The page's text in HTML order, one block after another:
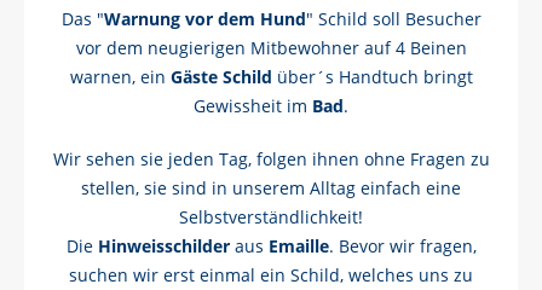
Das "Warnung vor dem Hund" Schild soll Besucher
vor dem neugierigen Mitbewohner auf 4 Beinen
warnen, ein Gäste Schild über´s Handtuch bringt
Gewissheit im Bad.
Wir sehen sie jeden Tag, folgen ihnen ohne Fragen zu
stellen, sie sind in unserem Alltag einfach eine
Selbstverständlichkeit!
Die Hinweisschilderaus Emaille. Bevor wir fragen,
suchen wir erst einmal ein Schild, welches uns zu